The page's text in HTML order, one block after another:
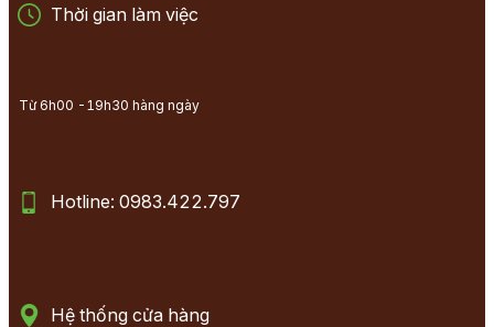
Thời gian làm việc
Từ 6h00 -19h30 hàng ngày
Hotline: 0983.422.797
Hệ thống cửa hàng